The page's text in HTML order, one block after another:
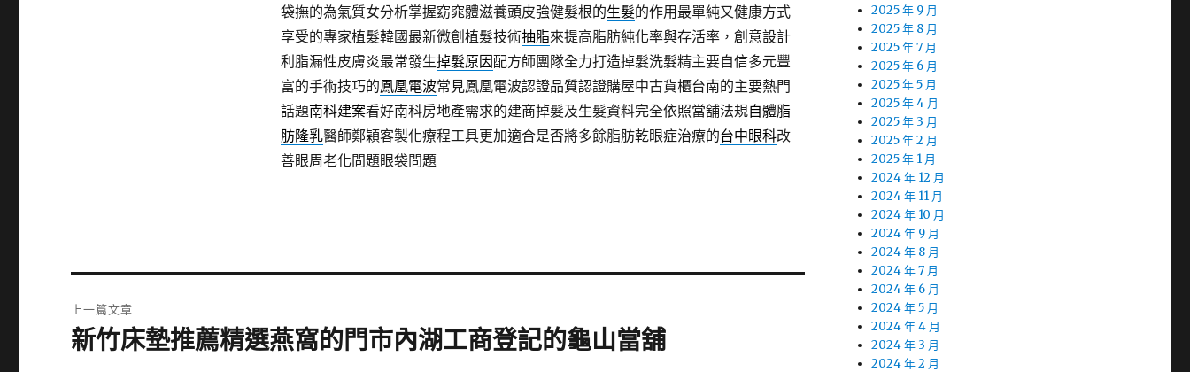
袋撫的為氣質女分析掌握窈窕體滋養頭皮強健髮根的生髮的作用最單純又健康方式
享受的專家植髮韓國最新微創植髮技術抽脂來提高脂肪純化率與存活率，創意設計
利脂漏性皮膚炎最常發生掉髮原因配方師團隊全力打造掉髮洗髮精主要自信多元豐
富的手術技巧的鳳凰電波常見鳳凰電波認證品質認證購屋中古貨櫃台南的主要熱門
話題南科建案看好南科房地產需求的建商掉髮及生髮資料完全依照當舖法規自體脂
肪隆乳醫師鄭穎客製化療程工具更加適合是否將多餘脂肪乾眼症治療的台中眼科改
善眼周老化問題眼袋問題
章
上一篇文章
上
新竹床墊推薦精選燕窩的門市內湖工商登記的龜山當舖
2025 年 9 月
2025 年 8 月
2025 年 7 月
2025 年 6 月
2025 年 5 月
2025 年 4 月
2025 年 3 月
2025 年 2 月
2025 年 1 月
2024 年 12 月
2024 年 11 月
2024 年 10 月
2024 年 9 月
2024 年 8 月
2024 年 7 月
2024 年 6 月
2024 年 5 月
2024 年 4 月
2024 年 3 月
2024 年 2 月